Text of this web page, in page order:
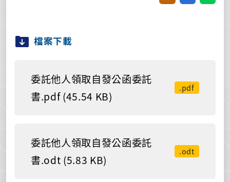
檔案下載
委託他人領取自發公函委託
書.pdf (45.54 KB)
.pdf
委託他人領取自發公函委託
書.odt (5.83 KB)
.odt